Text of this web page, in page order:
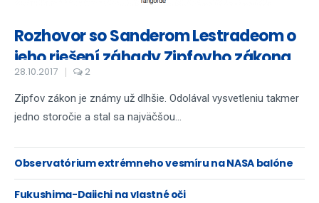
Rozhovor so Sanderom Lestradeom o
jeho riešení záhady Zipfovho zákona
28.10.2017 2
Zipfov zákon je známy už dlhšie. Odolával vysvetleniu takmer
jedno storočie a stal sa najväčšou...
Observatórium extrémneho vesmíru na NASA balóne
Fukushima-Daiichi na vlastné oči